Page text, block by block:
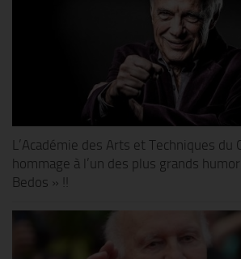
L’Académie des Arts et Techniques du
hommage à l’un des plus grands
Bedos » !!